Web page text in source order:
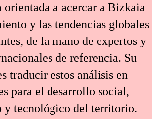
a acercar a Bizkaia
y las tendencias globales
de la mano de expertos y
de referencia. Su
traducir estos análisis en
para el desarrollo social,
y tecnológico del territorio.